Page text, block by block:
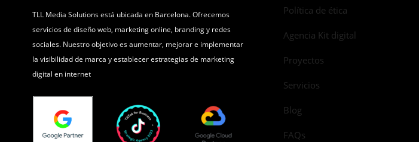
TLL Media Solutions está ubicada en Barcelona. Ofrecemos
servicios de diseño web, marketing online, branding y redes
sociales. Nuestro objetivo es aumentar, mejorar e implementar
la visibilidad de marca y establecer estrategias de marketing
digital en internet
Política de ética
Agencia Kit digital
Proyectos
Servicios
Blog
FAQs